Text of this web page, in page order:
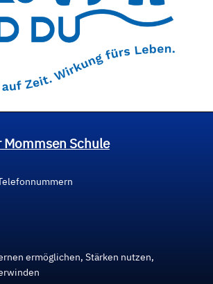
Mommsen Schule
ermöglichen, Stärken nutzen,